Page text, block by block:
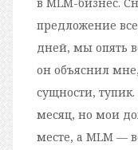
предложение
дней, мы опять
он объяснил
сущности,
месяц, но мои
месте, а MLM —